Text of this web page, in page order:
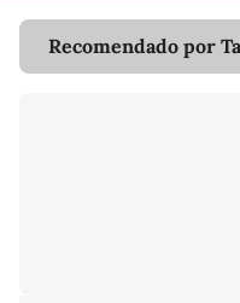
Recomendado por